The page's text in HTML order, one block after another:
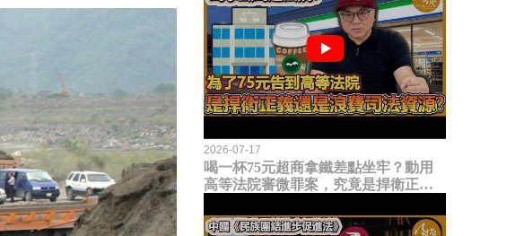
2026-07-17
喝一杯75元超商拿鐵差點坐牢？動用
高等法院審微罪案，究竟是捍衛正義